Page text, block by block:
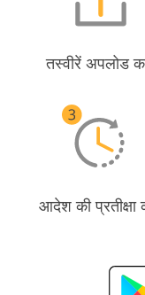
तस्वीरें अपलोड
आदेश की प्रतीक्षा